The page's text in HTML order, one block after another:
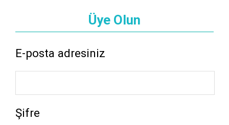
Üye Olun
E-posta adresiniz
Şifre